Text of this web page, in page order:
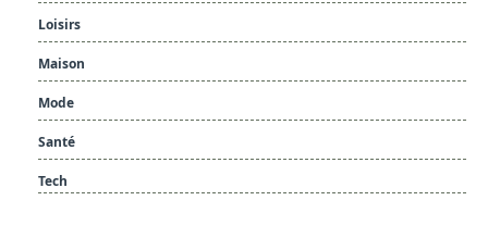
Loisirs
Maison
Mode
Santé
Tech